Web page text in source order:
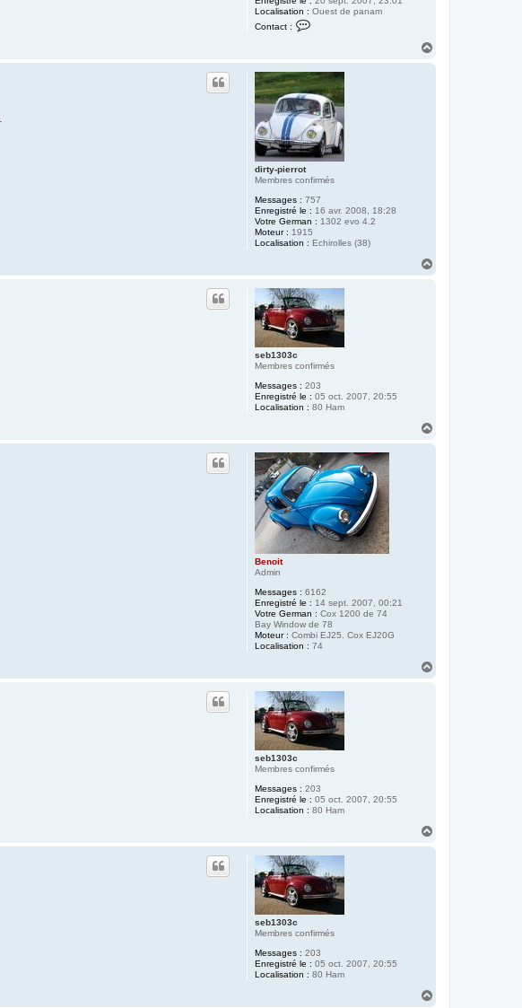
Localisation : Ouest de panam
Contact :
a
c
t
e
r
A
l
e
x
dirty-pierrot
Membres confirmés
Messages : 757
Enregistré le : 16 avr. 2008, 18:28
Votre German : 1302 evo 4.2
Moteur : 1915
Localisation : Echirolles (38)
seb1303c
Membres confirmés
Messages : 203
Enregistré le : 05 oct. 2007, 20:55
Localisation : 80 Ham
Benoit
Admin
Messages : 6162
Enregistré le : 14 sept. 2007, 00:21
Votre German : Cox 1200 de 74
Bay Window de 78
Moteur : Combi EJ25. Cox EJ20G
Localisation : 74
seb1303c
Membres confirmés
Messages : 203
Enregistré le : 05 oct. 2007, 20:55
Localisation : 80 Ham
seb1303c
Membres confirmés
Messages : 203
Enregistré le : 05 oct. 2007, 20:55
Localisation : 80 Ham